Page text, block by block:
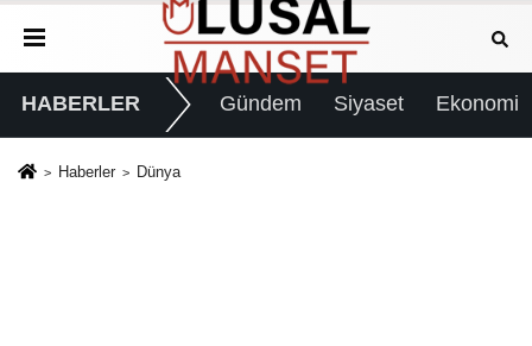
HABERLER Gündem Siyaset Ekonomi
Haberler Dünya